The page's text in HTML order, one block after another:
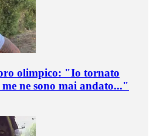
olimpico: "Io tornato
ne sono mai andato..."